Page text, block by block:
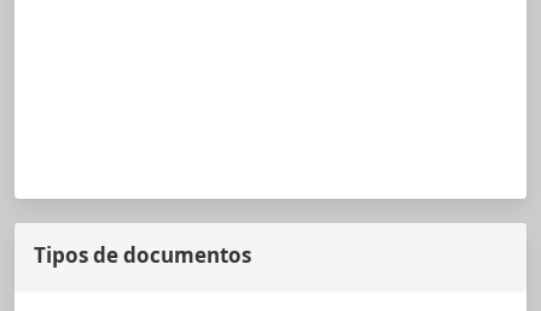
Tipos de documentos